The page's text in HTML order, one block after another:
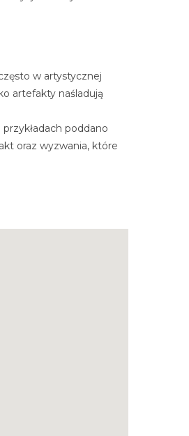
w artystycznej
artefakty naśladują
poddano
oraz wyzwania, które